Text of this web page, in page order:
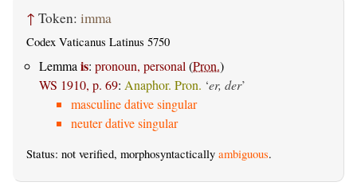
↑ Token: imma
Codex Vaticanus Latinus 5750
Lemma is: pronoun, personal (Pron.)
WS 1910, p. 69: Anaphor. Pron. ‘er, der’
masculine dative singular
neuter dative singular
Status: not verified, morphosyntactically ambiguous.